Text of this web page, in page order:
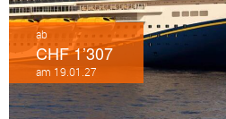
ab
CHF 1’307
am 19.01.27